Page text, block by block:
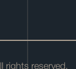
rights reserved.